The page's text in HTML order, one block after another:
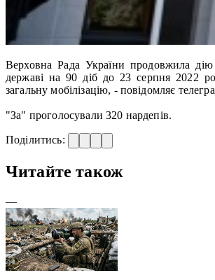
Верховна Рада України продовжила
державі на 90 діб до 23 серпня 2022
загальну мобілізацію, - повідомляє
"За" проголосували 320 нардепів.
Поділитись:
Читайте також
—